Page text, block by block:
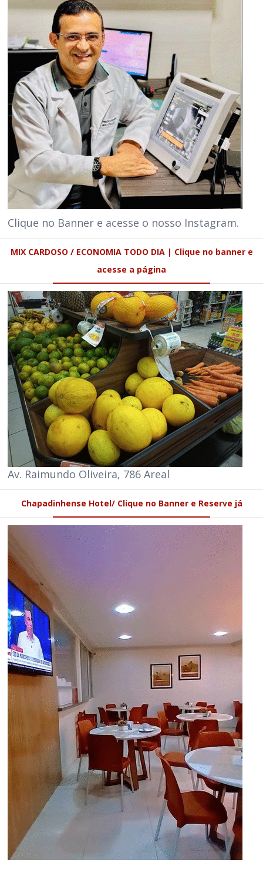
Clique no Banner e acesse o nosso Instagram.
MIX CARDOSO / ECONOMIA TODO DIA | Clique no banner e
acesse a página
Av. Raimundo Oliveira, 786 Areal
Chapadinhense Hotel/ Clique no Banner e Reserve já